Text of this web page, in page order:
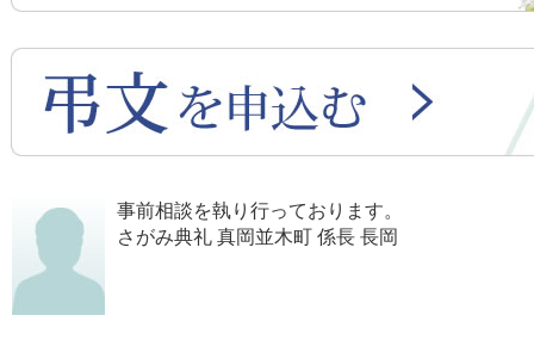
事前相談を執り行っております。
さがみ典礼 真岡並木町 係長 長岡